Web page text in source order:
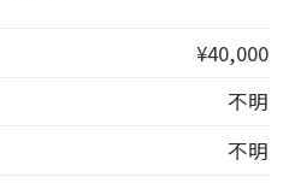
¥40,000
不明
不明